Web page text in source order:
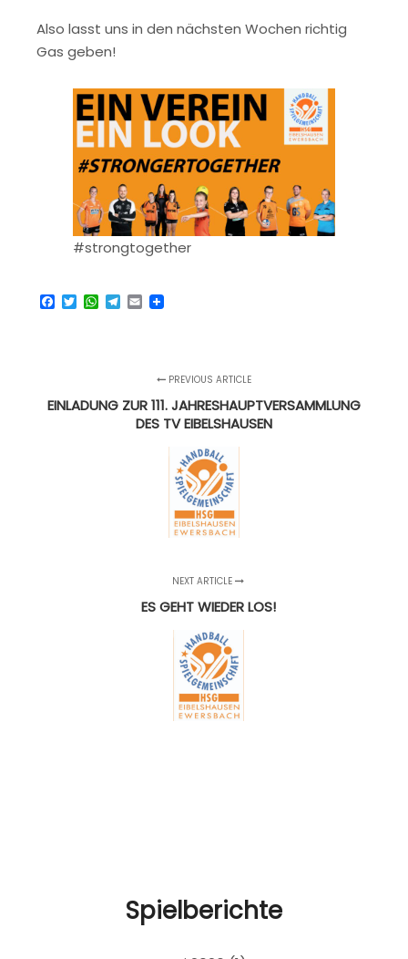
Also lasst uns in den nächsten Wochen richtig
Gas geben!
#strongtogether
Facebook
TwitterWhatsApp
Telegram
Email
PREVIOUS ARTICLE
EINLADUNG ZUR 111. JAHRESHAUPTVERSAMMLUNG
DES TV EIBELSHAUSEN
NEXT ARTICLE
ES GEHT WIEDER LOS!
Spielberichte